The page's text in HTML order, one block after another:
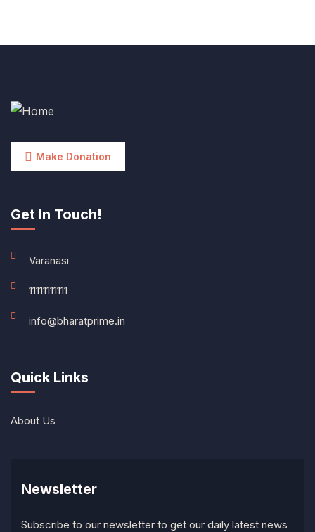
Make Donation
Get In Touch!
Varanasi
11111111111
info@bharatprime.in
Quick Links
About Us
Newsletter
Subscribe to our newsletter to get our daily latest news